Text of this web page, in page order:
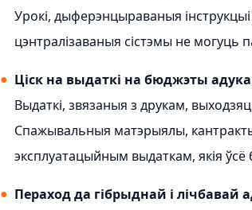
Урокі, дыферэнцыраваныя інструкцыі
цэнтралізаваныя сістэмы не могуць
● Ціск на выдаткі на бюджэты
Выдаткі, звязаныя з друкам,
Спажывальныя матэрыялы,
эксплуатацыйным выдаткам, якія
● Пераход да гібрыднай і лічбавай